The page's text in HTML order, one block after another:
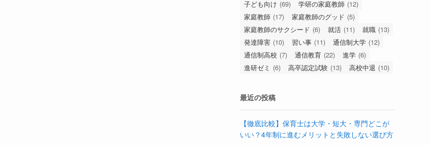
子ども向け (69) 学研の家庭教師 (12)
家庭教師 (17) 家庭教師のグッド (5)
家庭教師のサクシード (6) 就活 (11) 就職 (13)
発達障害 (10) 習い事 (11) 通信制大学 (12)
通信制高校 (7) 通信教育 (22) 進学 (6)
進研ゼミ (6) 高卒認定試験 (13) 高校中退 (10)
最近の投稿
【徹底比較】保育士は大学・短大・専門どこが
いい？4年制に進むメリットと失敗しない選び方